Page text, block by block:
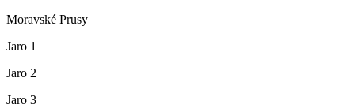
Moravské Prusy
Jaro 1
Jaro 2
Jaro 3